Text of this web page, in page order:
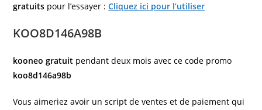
gratuits pour l’essayer :Cliquez ici pour l’utiliser
KOO8D146A98B
kooneo gratuit pendant deux mois avec ce code promo
koo8d146a98b
Vous aimeriez avoir un script de ventes et de paiement qui